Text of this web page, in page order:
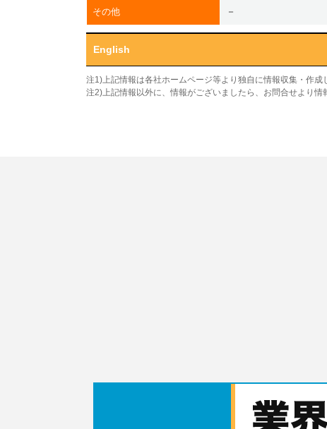
その他 －
English
注1)上記情報は各社ホームページ等より独自に情報収集・作
注2)上記情報以外に、情報がございましたら、お問合せより